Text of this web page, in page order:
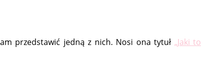
przedstawić jedną z nich. Nosi ona tytuł „Jaki to